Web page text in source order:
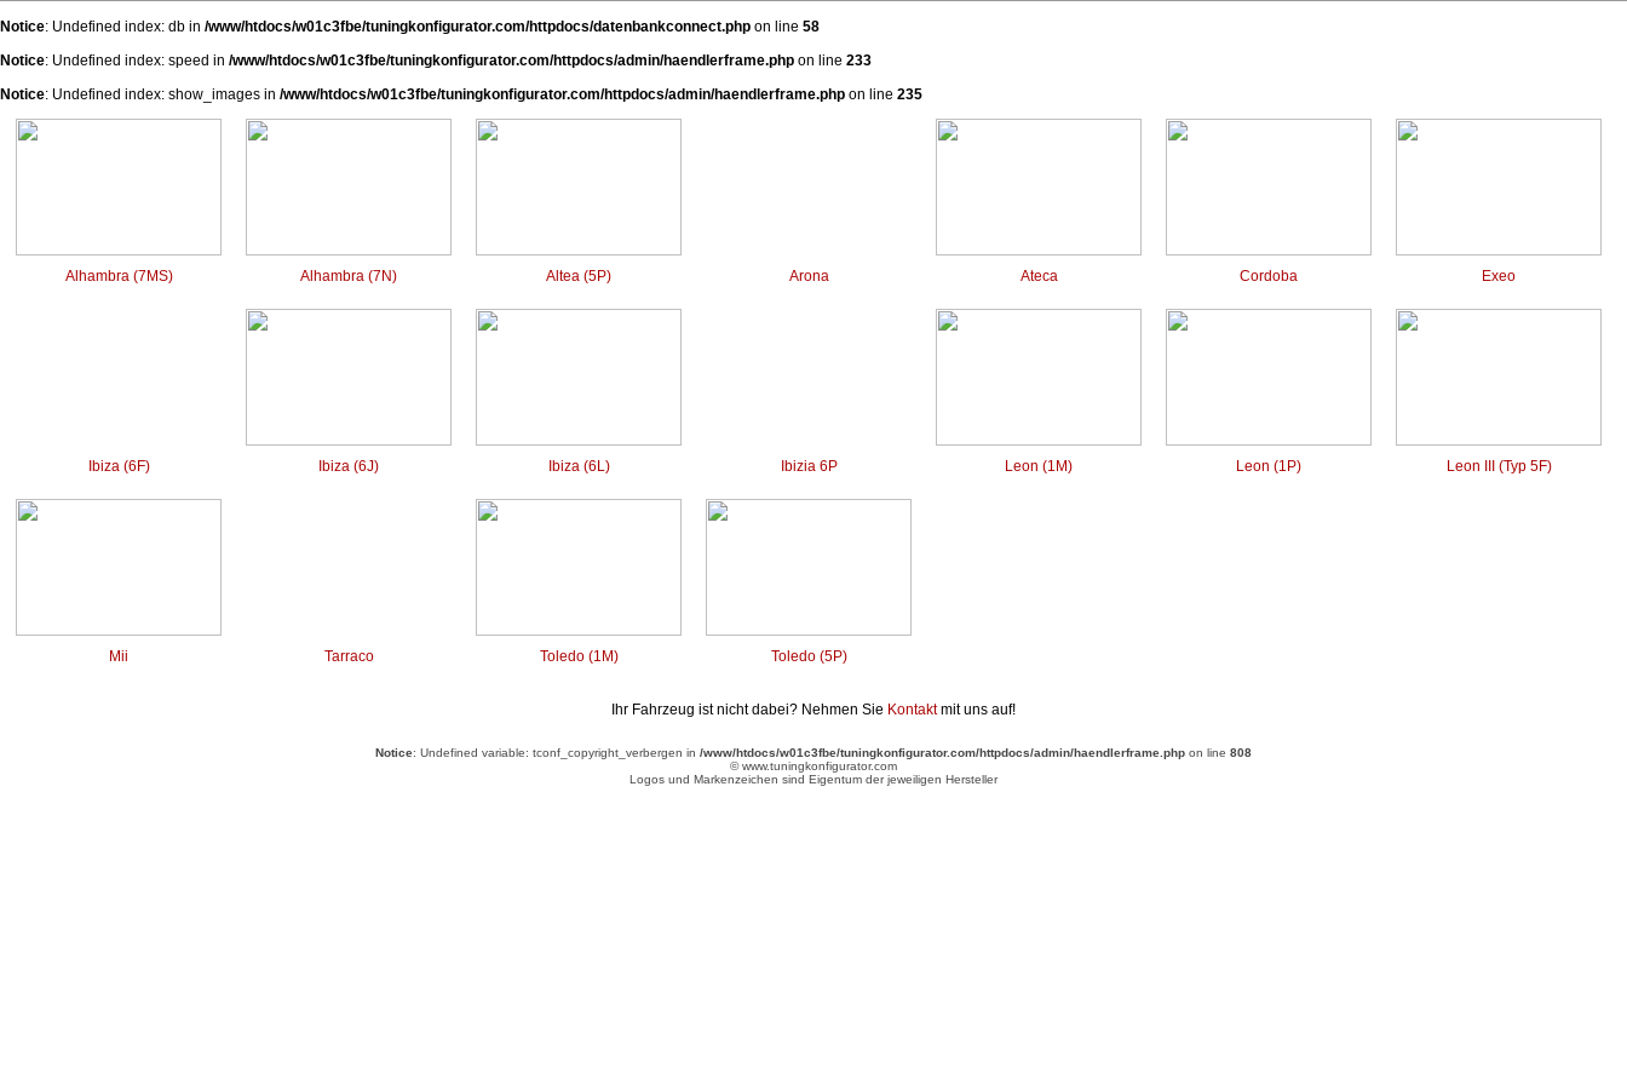
Notice: Undefined index: db in /www/htdocs/w01c3fbe/tuningkonfigurator.com/httpdocs/datenbankconnect.php on line 58
Notice: Undefined index: speed in /www/htdocs/w01c3fbe/tuningkonfigurator.com/httpdocs/admin/haendlerframe.php on line 233
Notice: Undefined index: show_images in /www/htdocs/w01c3fbe/tuningkonfigurator.com/httpdocs/admin/haendlerframe.php on line 235
Alhambra (7MS) Alhambra (7N) Altea (5P) Arona Ateca Cordoba Exeo
Ibiza (6F) Ibiza (6J) Ibiza (6L) Ibizia 6P Leon (1M) Leon (1P) Leon III (Typ 5F)
Mii Tarraco Toledo (1M) Toledo (5P)
Ihr Fahrzeug ist nicht dabei? Nehmen Sie Kontaktmit uns auf!
Notice: Undefined variable: tconf_copyright_verbergen in /www/htdocs/w01c3fbe/tuningkonfigurator.com/httpdocs/admin/haendlerframe.php on line 808
© www.tuningkonfigurator.com
Logos und Markenzeichen sind Eigentum der jeweiligen Hersteller